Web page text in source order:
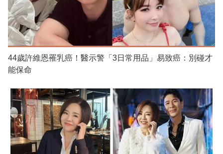
44歲許維恩罹乳癌！醫示警「3日常用品」易致癌：別碰才
能保命